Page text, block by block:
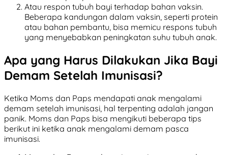
Atau respon tubuh bayi terhadap bahan vaksin.
Beberapa kandungan dalam vaksin, seperti protein
atau bahan pembantu, bisa memicu respons tubuh
yang menyebabkan peningkatan suhu tubuh anak.
Apa yang Harus Dilakukan Jika Bayi
Demam Setelah Imunisasi?
Ketika Moms dan Paps mendapati anak mengalami
demam setelah imunisasi, hal terpenting adalah jangan
panik. Moms dan Paps bisa mengikuti beberapa tips
berikut ini ketika anak mengalami demam pasca
imunisasi.